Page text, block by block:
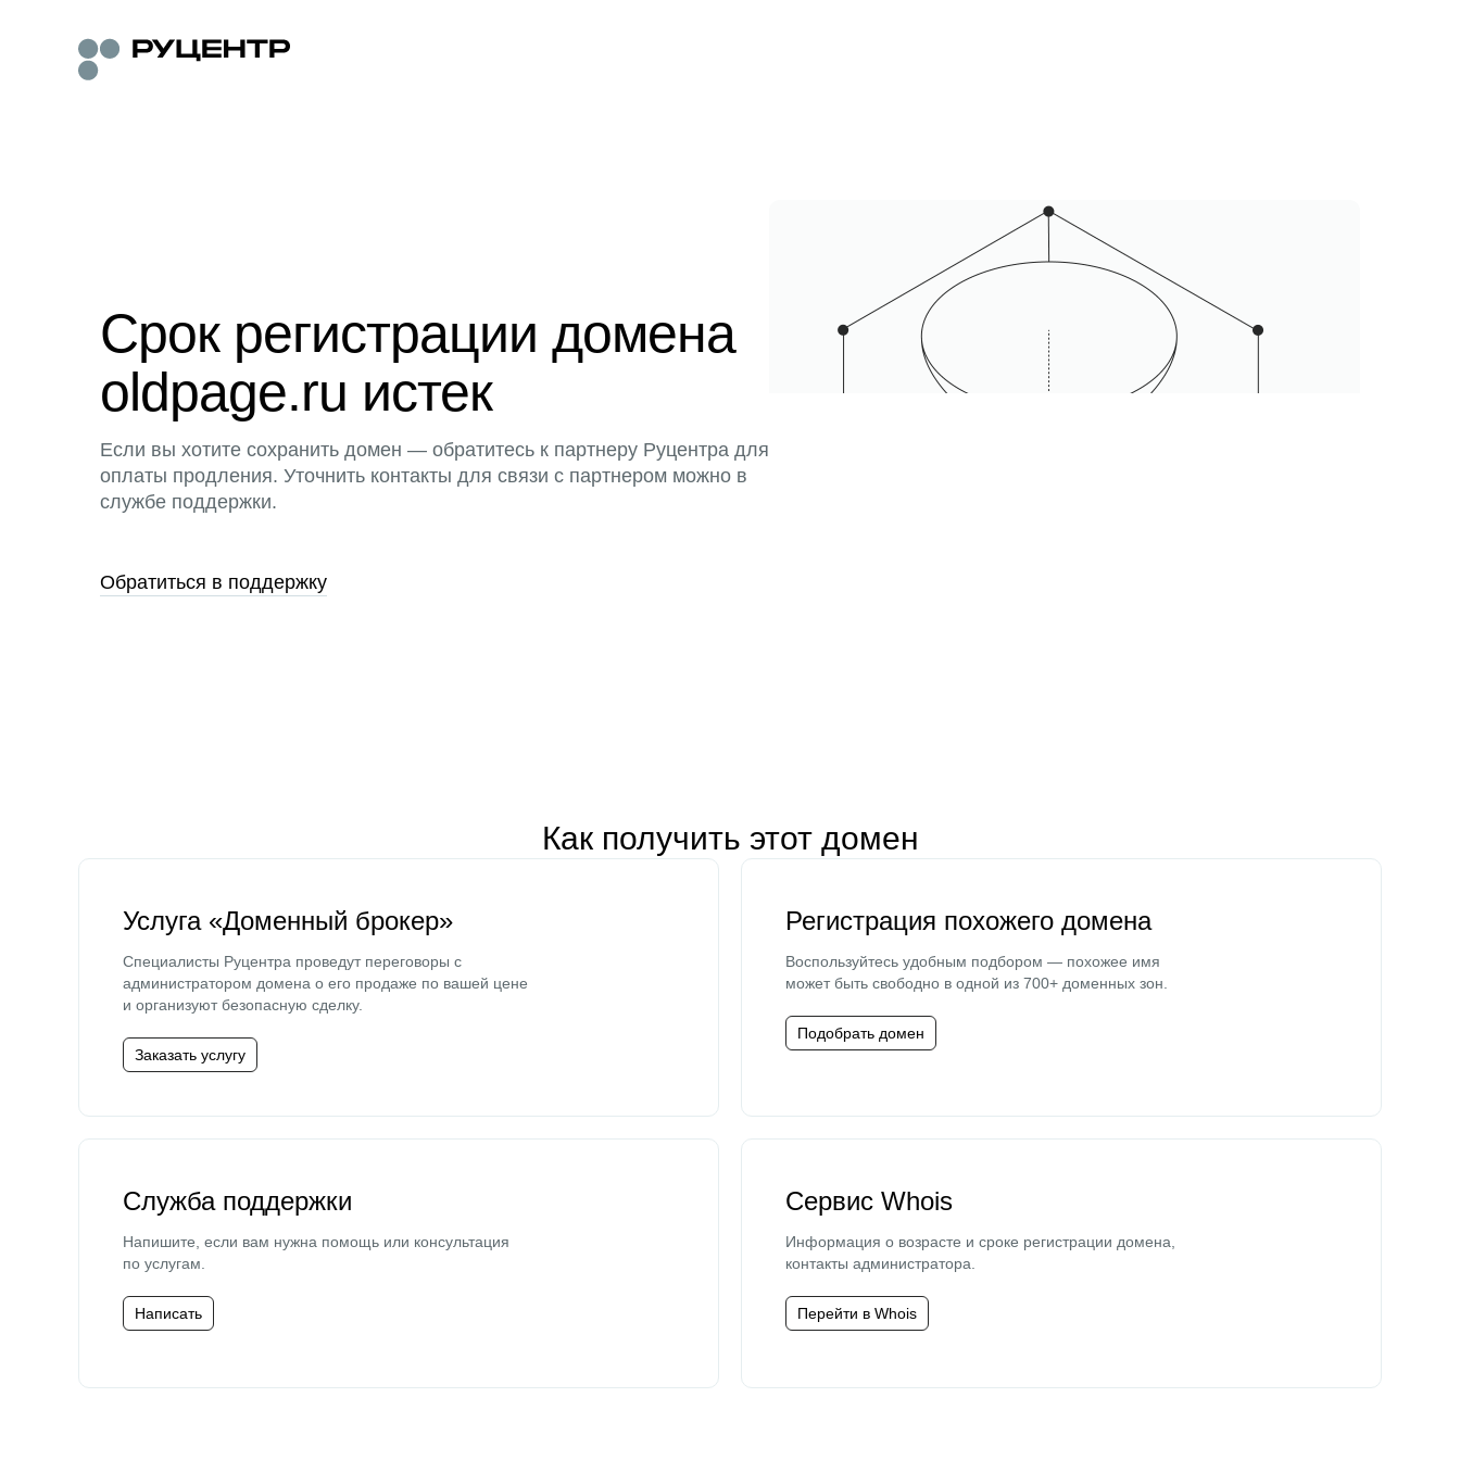
Срок регистрации домена
oldpage.ru истек
Если вы хотите сохранить домен — обратитесь к партнеру Руцентра для
оплаты продления. Уточнить контакты для связи с партнером можно в
службе поддержки.
Обратиться в поддержку
Как получить этот домен
Услуга «Доменный брокер»
Специалисты Руцентра проведут переговоры с
администратором домена о его продаже по вашей цене
и организуют безопасную сделку.
Заказать услугу
Регистрация похожего домена
Воспользуйтесь удобным подбором — похожее имя
может быть свободно в одной из 700+ доменных зон.
Подобрать домен
Служба поддержки
Напишите, если вам нужна помощь или консультация
по услугам.
Написать
Сервис Whois
Информация о возрасте и сроке регистрации домена,
контакты администратора.
Перейти в Whois